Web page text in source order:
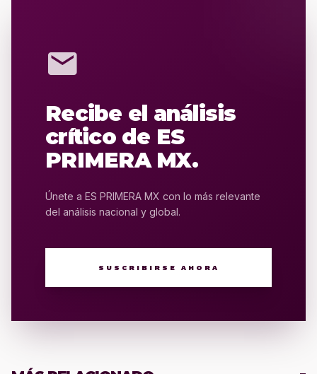
mail
Recibe el análisis
crítico de ES
PRIMERA MX.
Únete a ES PRIMERA MX con lo más relevante
del análisis nacional y global.
SUSCRIBIRSE AHORA